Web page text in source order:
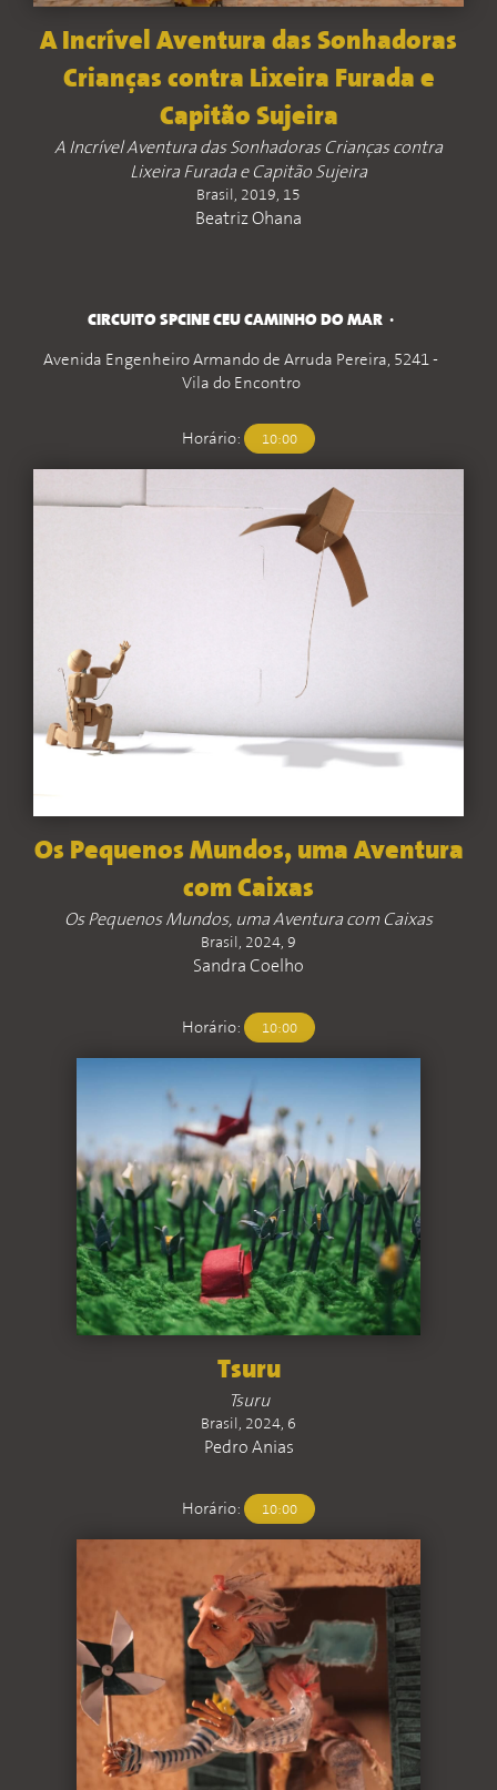
A Incrível Aventura das Sonhadoras
Crianças contra Lixeira Furada e
Capitão Sujeira
A Incrível Aventura das Sonhadoras Crianças contra
Lixeira Furada e Capitão Sujeira
Brasil, 2019, 15
Beatriz Ohana
CIRCUITO SPCINE CEU CAMINHO DO MAR
Avenida Engenheiro Armando de Arruda Pereira, 5241 -
Vila do Encontro
Horário: 10:00
Os Pequenos Mundos, uma Aventura
com Caixas
Os Pequenos Mundos, uma Aventura com Caixas
Brasil, 2024, 9
Sandra Coelho
Horário: 10:00
Tsuru
Tsuru
Brasil, 2024, 6
Pedro Anias
Horário: 10:00